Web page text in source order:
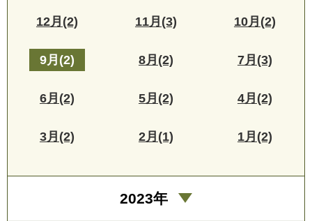
12月(2) 11月(3) 10月(2)
9月(2) 8月(2) 7月(3)
6月(2) 5月(2) 4月(2)
3月(2) 2月(1) 1月(2)
2023年